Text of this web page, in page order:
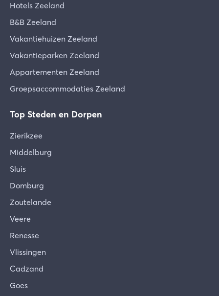
Hotels Zeeland
B&B Zeeland
Vakantiehuizen Zeeland
Vakantieparken Zeeland
Appartementen Zeeland
Groepsaccommodaties Zeeland
Top Steden en Dorpen
Zierikzee
Middelburg
Sluis
Domburg
Zoutelande
Veere
Renesse
Vlissingen
Cadzand
Goes